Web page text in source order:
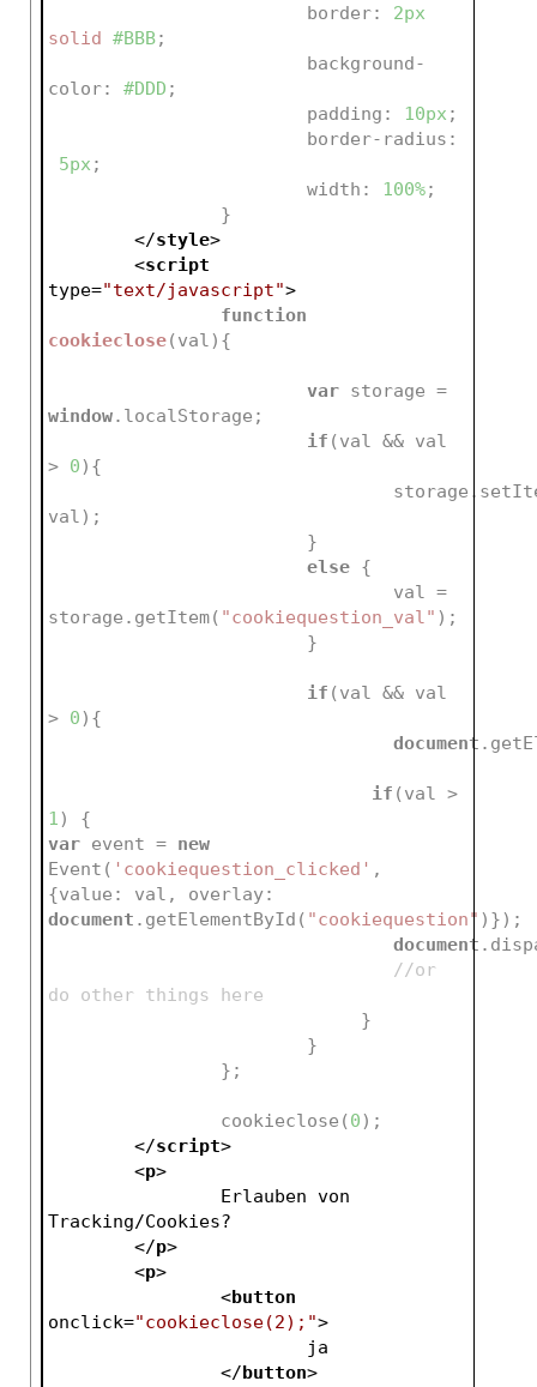
border:
2px
solid #BBB;
background-
color: #DDD ;
padding : 10px ;
border-radius :
5px ;
width : 100%;
		}
</style>
<script
type="text/javascript">
function
cookieclose(val)
var
window.localStorage;
if (val && val
> 0
val);
			}
else {
storage.getItem( "cookiequestion_val" );
			}
if (val && val
> 0){
document
if
1
var event = new
Event( 'cookiequestion_clicked' ,
document .getElementById( "cookiequestion" )});
document
//or
do other things here
                             }
			}
		};
		cookieclose(
0);
</script>
<p>
Tracking/Cookies?
</p>
<p>
<button
onclick="cookieclose(2);">
			ja
</button>